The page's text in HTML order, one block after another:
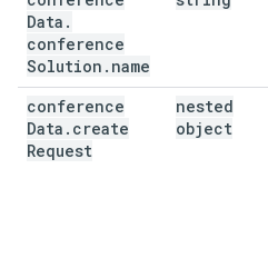
Data .
conference
Solution . name
conference
Data . create
Request
nested
object